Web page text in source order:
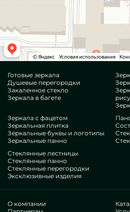
Готовые зеркала
Душевые перегородки
Закаленное стекло
Зеркала в багете
Зеркала с фацетом
Зеркальная плитка
Зеркальные буквы и логотипы
Зеркальные панно
Стеклянные лестницы
Стеклянные панно
Стеклянные перегородки
Эксклюзивные изделия
О компании